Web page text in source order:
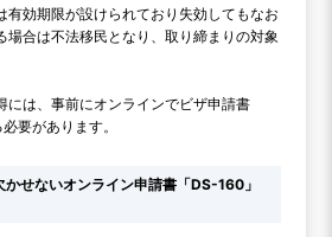
有効期限が設けられており失効してもなお
場合は不法移民となり、取り締まりの対象
には、事前にオンラインでビザ申請書
要があります。
せないオンライン申請書「DS-160」